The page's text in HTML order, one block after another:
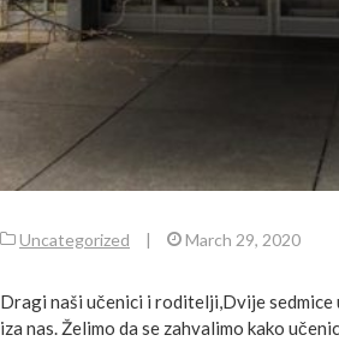
Uncategorized | March 29, 2020
Dragi naši učenici i roditelji,Dvije
iza nas. Želimo da se zahvalimo kako